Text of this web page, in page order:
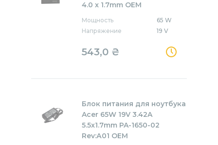
4.0 x 1.7mm OEM
Мощность
65 W
Напряжение
19 V
543,0 ₴
Блок питания для ноутбука
Acer 65W 19V 3.42A
5.5x1.7mm PA-1650-02
Rev:А01 OEM